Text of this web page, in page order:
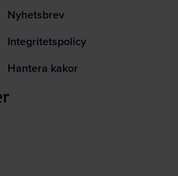
Nyhetsbrev
Integritetspolicy
Hantera kakor